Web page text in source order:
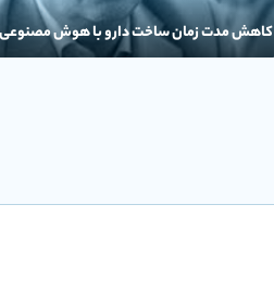
کاهش مدت زمان ساخت دارو با هوش مصنوعی